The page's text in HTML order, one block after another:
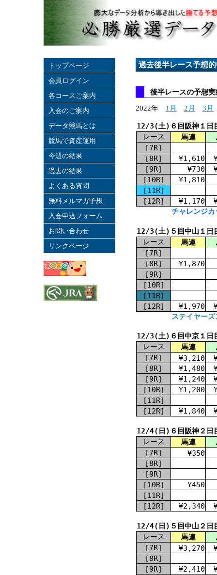
過去後半レース予想
後半レースの予想
2022年 1月 2月 3月
12/3(土)６回阪神１日
レース
馬連
[7R]
[8R]
¥1,610
[9R]
¥730
[10R]
¥1,810
[11R]
[12R]
¥1,170
チャレンジ
12/3(土)５回中山１日
レース
馬連
[7R]
[8R]
¥1,870
[9R]
[10R]
[11R]
[12R]
¥1,970
ステイヤー
12/3(土)６回中京１日
レース
馬連
[7R]
¥3,210
[8R]
¥1,480
[9R]
¥1,240
[10R]
¥1,200
[11R]
[12R]
¥1,840
12/4(日)６回阪神２日
レース
馬連
[7R]
¥350
[8R]
[9R]
[10R]
¥450
[11R]
[12R]
¥2,340
12/4(日)５回中山２日
レース
馬連
[7R]
¥3,270
[8R]
[9R]
¥2,410
トップページ
会員ログイン
各コースご案内
入会のご案内
データ競馬とは
競馬で資産運用
今週の結果
過去の結果
よくある質問
無料メルマガ予想
入会申込フォーム
お問い合わせ
リンクページ